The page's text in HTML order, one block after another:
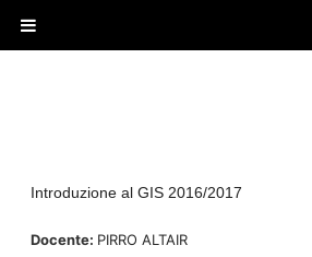
Introduzione al GIS 2016/2017
Docente: PIRRO ALTAIR